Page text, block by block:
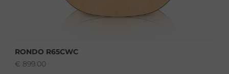
RONDO R65CWC
€ 899.00